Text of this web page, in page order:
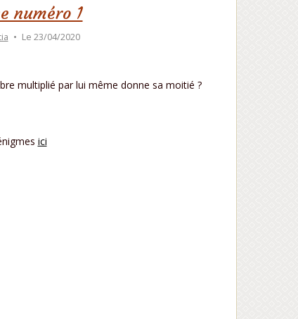
numéro 1
Le 23/04/2020
multiplié par lui même donne sa moitié ?
ici